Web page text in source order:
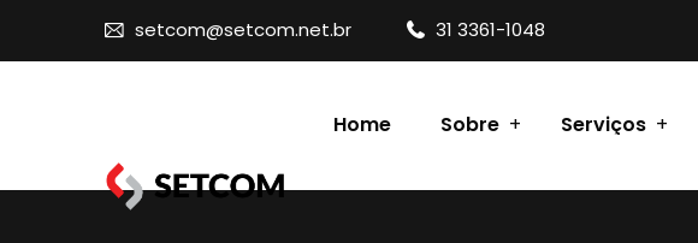
setcom@setcom.net.br 31 3361-1048
Home Sobre Serviços